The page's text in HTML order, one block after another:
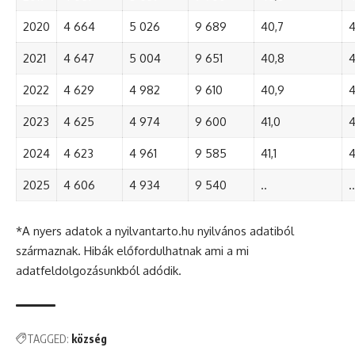
2020 4 664 5 026 9 689 40,7
2021 4 647 5 004 9 651 40,8
2022 4 629 4 982 9 610 40,9
2023 4 625 4 974 9 600 41,0
2024 4 623 4 961 9 585 41,1
2025 4 606 4 934 9 540 .. ..
*A nyers adatok a nyilvantarto.hu nyilvános adatiból
származnak. Hibák előfordulhatnak ami a mi
adatfeldolgozásunkból adódik.
TAGGED: község